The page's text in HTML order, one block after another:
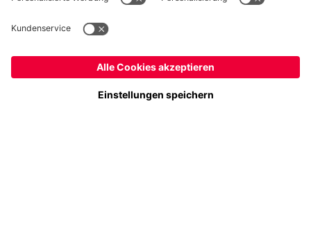
Preise inklusive MwSt. und zzgl. Versandkosten
© FC Bayern München AG
FC Bayern München AG, Säbener Str. 51-57, 81547 München
Ja,Deutschland, um dorthin zu liefern!
Nein,Global, um dorthin zu liefern!